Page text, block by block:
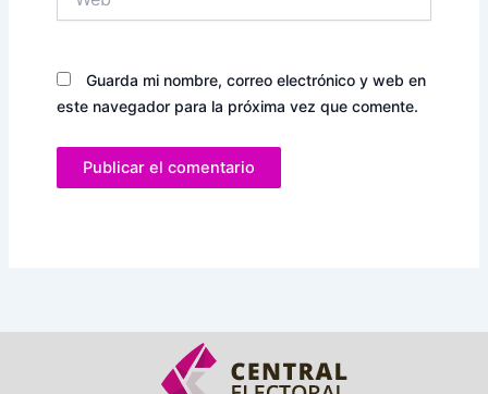
Guarda mi nombre, correo electrónico y web en
este navegador para la próxima vez que comente.